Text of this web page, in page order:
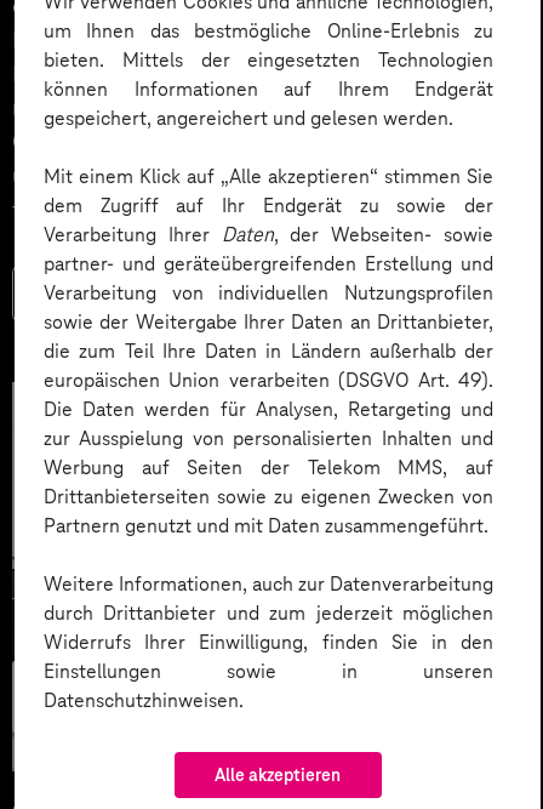
um Ihnen das bestmögliche Online-Erlebnis zu
bieten. Mittels der eingesetzten Technologien
können Informationen auf Ihrem Endgerät
gespeichert, angereichert und gelesen werden.
Mit einem Klick auf „Alle akzeptieren“ stimmen Sie
dem Zugriff auf Ihr Endgerät zu sowie der
Verarbeitung Ihrer Daten, der Webseiten- sowie
partner- und geräteübergreifenden Erstellung und
Verarbeitung von individuellen Nutzungsprofilen
sowie der Weitergabe Ihrer Daten an Drittanbieter,
die zum Teil Ihre Daten in Ländern außerhalb der
europäischen Union verarbeiten (DSGVO Art. 49).
Die Daten werden für Analysen, Retargeting und
zur Ausspielung von personalisierten Inhalten und
Werbung auf Seiten der Telekom MMS, auf
Drittanbieterseiten sowie zu eigenen Zwecken von
Partnern genutzt und mit Daten zusammengeführt.
Weitere Informationen, auch zur Datenverarbeitung
durch Drittanbieter und zum jederzeit möglichen
Widerrufs Ihrer Einwilligung, finden Sie in den
Einstellungen sowie in unseren
Datenschutzhinweisen.
Alle akzeptieren
Employee Journey und schaffen messbaren Business
Impact. Der Beitrag zeigt konkrete Use Cases,
relevante KPIs für den Mittelstand sowie
Governance‑Leitplanken zu EU AI Act und DSGVO –
und liefert ein praxisnahes Priorisierungsframework
für HR‑Entscheider*innen.
Mehr lesen
Künstliche
Intelligenz